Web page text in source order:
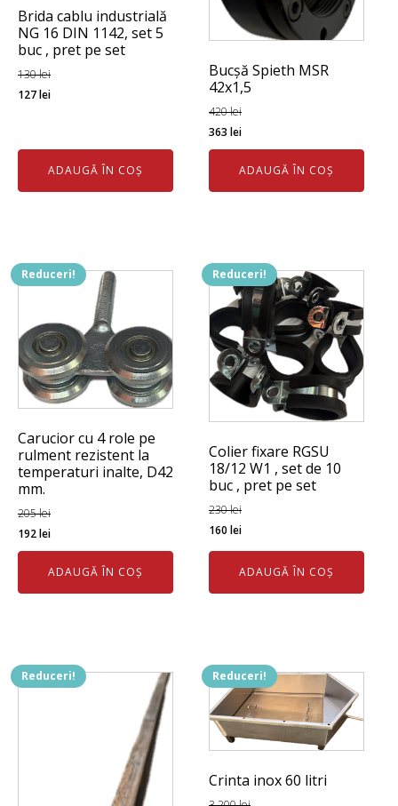
Brida cablu industrială
NG 16 DIN 1142, set 5
buc , pret pe set
130lei
Prețul
127leiPrețul
ADAUGĂ ÎN COȘ
Bucșă Spieth MSR
42x1,5
420lei
Prețul
inițial
fost:
363leiPrețul
curent
este:
363 lei.
ADAUGĂ ÎN COȘ
Reduceri!
Carucior cu 4 role pe
rulment rezistent la
temperaturi inalte, D42
mm.
205lei
Prețul
inițial
fost:
192leiPrețul
curent
este:
192 lei.
ADAUGĂ ÎN COȘ
Reduceri!
Colier fixare RGSU
18/12 W1 , set de 10
buc , pret pe set
230lei
Prețul
inițial
fost:
160leiPrețul
curent
este:
160 lei.
ADAUGĂ ÎN COȘ
Reduceri! Reduceri!
Crinta inox 60 litri